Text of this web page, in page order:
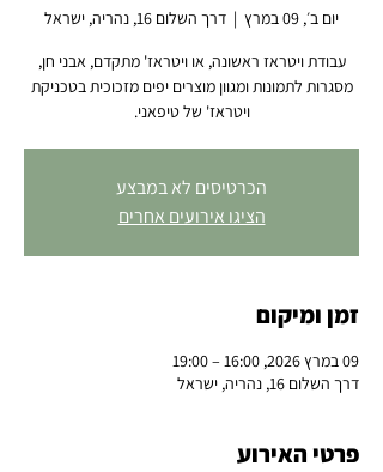
יום ב׳, 09 במרץ
  |
דרך השלום 16, נהריה, ישראל
עבודת ויטראז ראשונה, או ויטראז' מתקדם, אבני חן,
מסגרות לתמונות ומגוון מוצרים יפים מזכוכית בטכניקת
ויטראז' של טיפאני.
הכרטיסים לא במבצע
הציגו אירועים אחרים
זמן ומיקום
09 במרץ 2026, 16:00 – 19:00
דרך השלום 16, נהריה, ישראל
פרטי האירוע